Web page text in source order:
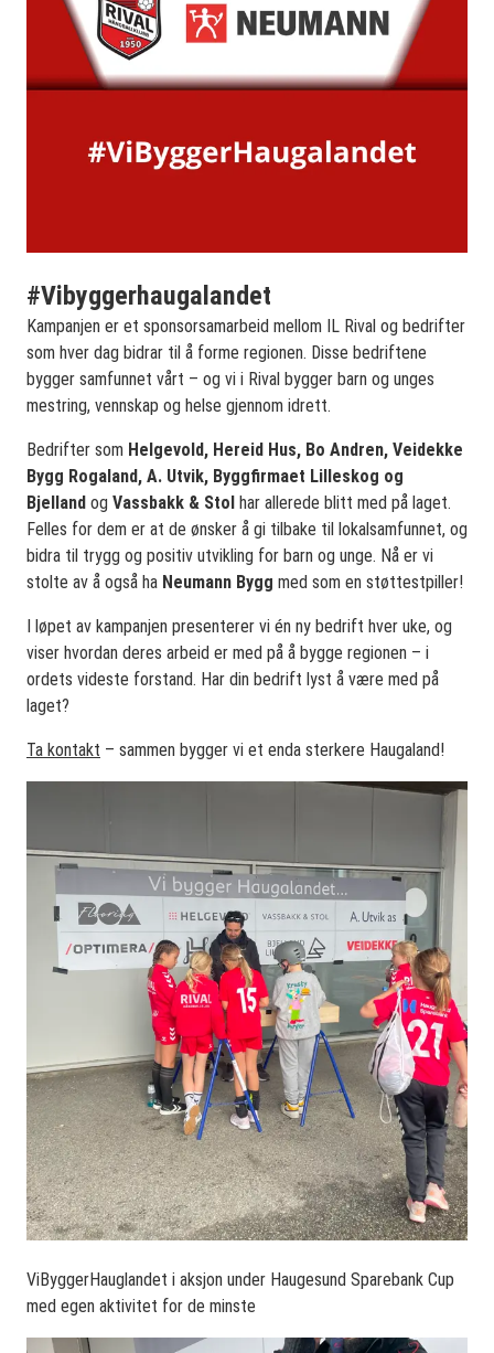
#Vibyggerhaugalandet
Kampanjen er et sponsorsamarbeid mellom IL Rival og bedrifter
som hver dag bidrar til å forme regionen. Disse bedriftene
bygger samfunnet vårt – og vi i Rival bygger barn og unges
mestring, vennskap og helse gjennom idrett.
Bedrifter som Helgevold, Hereid Hus, Bo Andren, Veidekke
Bygg Rogaland, A. Utvik, Byggfirmaet Lilleskog og
Bjelland og Vassbakk & Stol har allerede blitt med på laget.
Felles for dem er at de ønsker å gi tilbake til lokalsamfunnet, og
bidra til trygg og positiv utvikling for barn og unge. Nå er vi
stolte av å også ha Neumann Bygg med som en støttestpiller!
I løpet av kampanjen presenterer vi én ny bedrift hver uke, og
viser hvordan deres arbeid er med på å bygge regionen – i
ordets videste forstand. Har din bedrift lyst å være med på
laget?
Ta kontakt – sammen bygger vi et enda sterkere Haugaland!
ViByggerHauglandet i aksjon under Haugesund Sparebank Cup
med egen aktivitet for de minste